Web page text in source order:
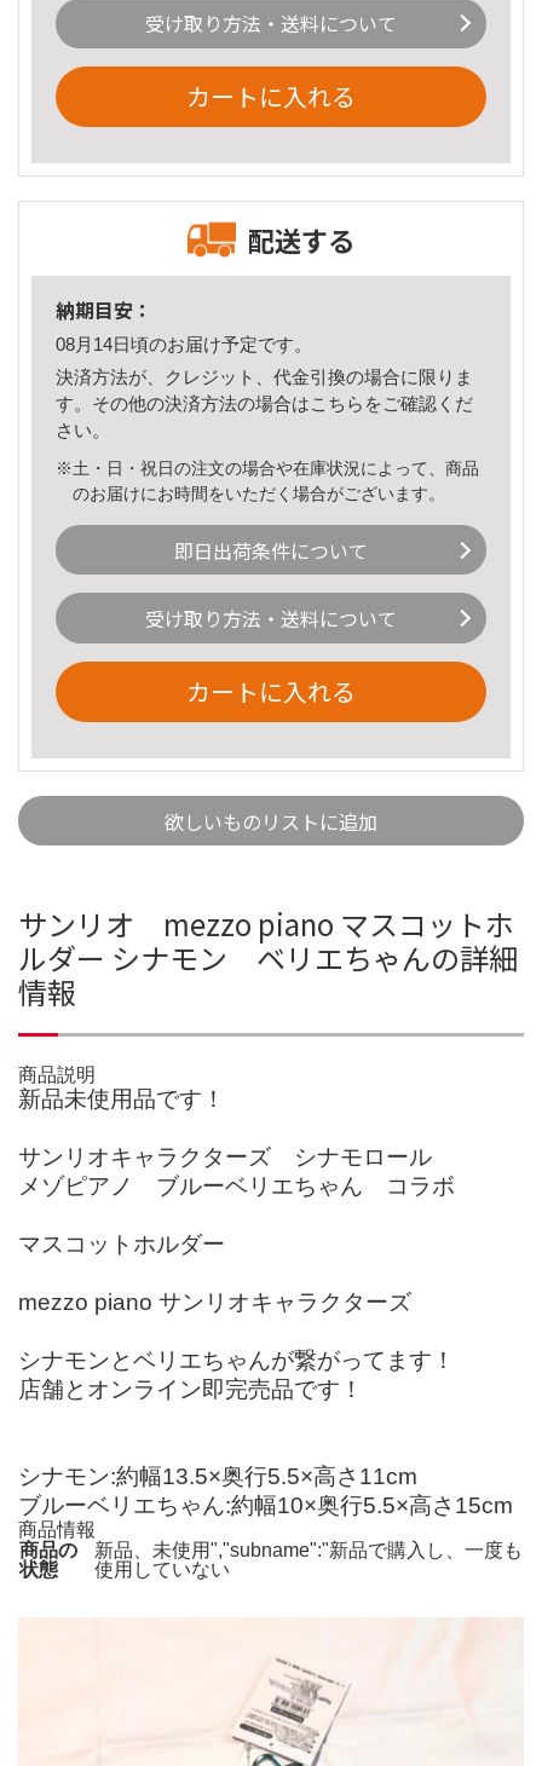
受け取り方法・送料について
カートに入れる
配送する
納期目安：
08月14日頃のお届け予定です。
決済方法が、クレジット、代金引換の場合に限りま
す。その他の決済方法の場合はこちら をご確認くだ
さい。
※土・日・祝日の注文の場合や在庫状況によって、商品
のお届けにお時間をいただく場合がございます。
即日出荷条件について
受け取り方法・送料について
カートに入れる
欲しいものリストに追加
サンリオ mezzo piano マスコットホ
ルダー シナモン ベリエちゃんの詳細
情報
商品説明
新品未使用品です！
サンリオキャラクターズ シナモロール
メゾピアノ ブルーベリエちゃん コラボ
マスコットホルダー
mezzo piano サンリオキャラクターズ
シナモンとベリエちゃんが繋がってます！
店舗とオンライン即完売品です！
シナモン:約幅13.5×奥行5.5×高さ11cm
ブルーベリエちゃん:約幅10×奥行5.5×高さ15cm
商品情報
商品の
状態
新品、未使用","subname":"新品で購入し、一度も
使用していない